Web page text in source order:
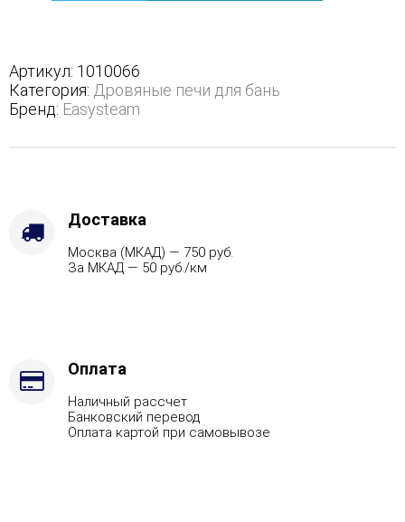
полноценном
кожухе
с
открытым
Змеевик,
AISI
Артикул: 1010066
Категория: Дровяные печи для бань
Бренд: Easysteam
Доставка
Москва (МКАД) — 750 руб.
За МКАД — 50 руб./км
Оплата
Наличный рассчет
Банковский перевод
Оплата картой при самовывозе